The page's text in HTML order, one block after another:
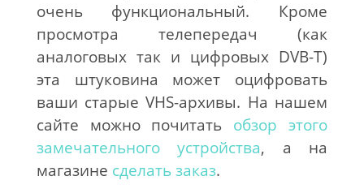
очень функциональный. Кроме
просмотра телепередач (как
аналоговых так и цифровых DVB-T)
эта штуковина может оцифровать
ваши старые VHS-архивы. На нашем
сайте можно почитать обзор этого
замечательного устройства, а на
магазине сделать заказ.